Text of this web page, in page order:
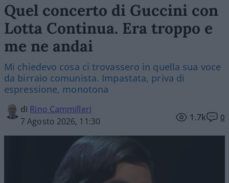
Quel concerto di Guccini con
Lotta Continua. Era troppo e
me ne andai
Mi chiedevo cosa ci trovassero in quella sua voce
da birraio comunista. Impastata, priva di
espressione, monotona
di Rino Cammilleri
7 Agosto 2026, 11:30
1.7k 0